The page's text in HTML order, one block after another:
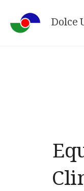
content
Dolce